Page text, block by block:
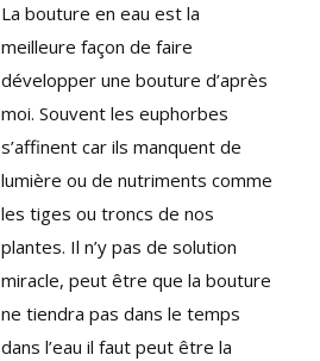
La bouture en eau est la
meilleure façon de faire
développer une bouture d’après
moi. Souvent les euphorbes
s’affinent car ils manquent de
lumière ou de nutriments comme
les tiges ou troncs de nos
plantes. Il n’y pas de solution
miracle, peut être que la bouture
ne tiendra pas dans le temps
dans l’eau il faut peut être la